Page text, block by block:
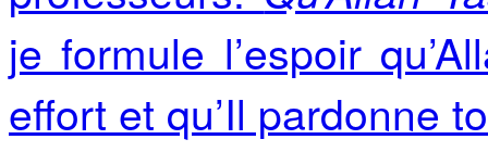
je formule l’espoir
effort et qu’Il pardonne